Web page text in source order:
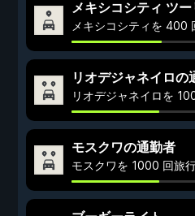
メキシコシティ ツー
メキシコシティを 400
リオデジャネイロの
リオデジャネイロを
モスクワの通勤者
モスクワを 1000 回旅行